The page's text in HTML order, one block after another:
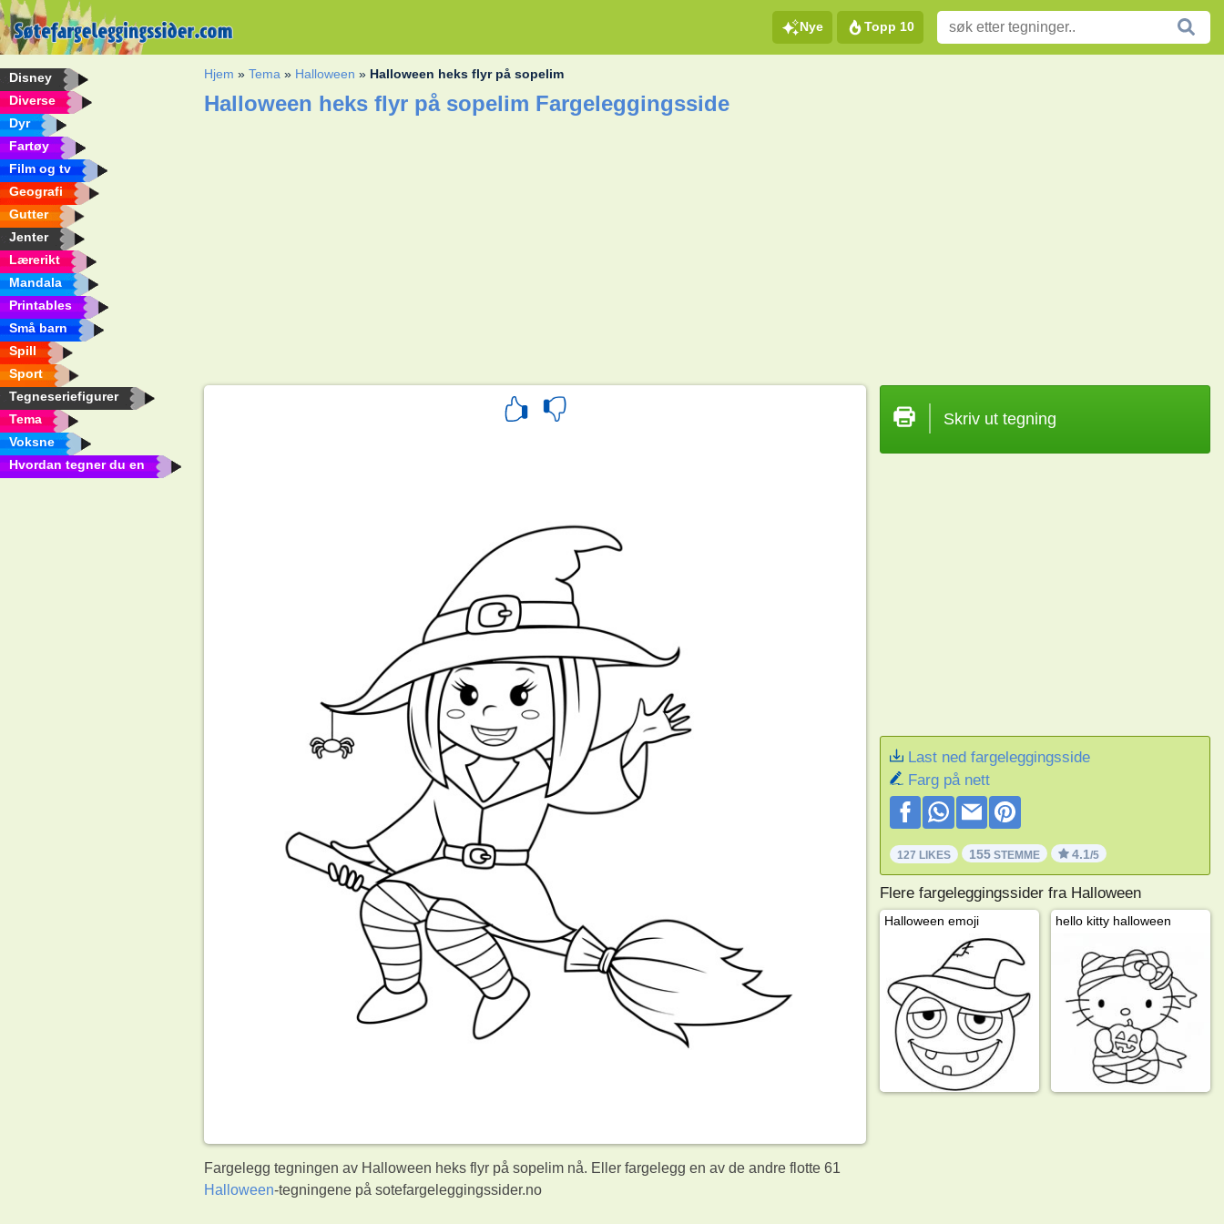
Nye Topp 10
Disney
Diverse
Dyr
Fartøy
Film og tv
Geografi
Gutter
Jenter
Lærerikt
Mandala
Printables
Små barn
Spill
Sport
Tegneseriefigurer
Tema
Voksne
Hvordan tegner du en
Hjem »Tema » Halloween » Halloween heks flyr på sopelim
Halloween heks flyr på sopelim Fargeleggingsside
Fargelegg tegningen av Halloween heks flyr på sopelim nå. Eller fargelegg en av de andre flotte 61
Halloween-tegningene på sotefargeleggingssider.no
Skriv ut tegning
Last ned fargeleggingsside
Farg på nett
127 LIKES 155STEMME 4.1/5
Flere fargeleggingssider fra Halloween
Halloween emoji hello kitty halloween